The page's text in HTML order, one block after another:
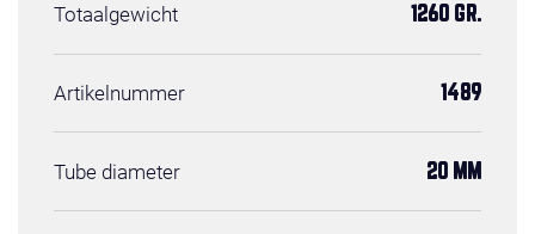
Totaalgewicht 1260 GR.
Artikelnummer 1489
Tube diameter 20 MM